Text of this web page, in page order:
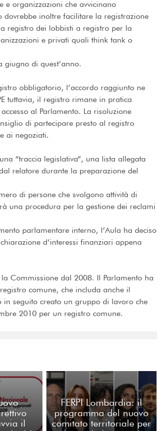
e organizzazioni che avvicinano
inoltre facilitare la registrazione
registro dei lobbisti a registro per la
e privati quali think tank o
giugno di quest’anno.
obbligatorio, l’accordo raggiunto ne
tuttavia, il registro rimane in pratica
al Parlamento. La risoluzione
di partecipare presto al registro
ai negoziati.
“traccia legislativa”, una lista allegata
relatore durante la preparazione del
di persone che svolgono attività di
una procedura per la gestione dei reclami
parlamentare interno, l’Aula ha deciso
d’interessi finanziari appena
Commissione dal 2008. Il Parlamento ha
comune, che includa anche il
seguito creato un gruppo di lavoro che
2010 per un registro comune.
il
FERPI Lombardia: il
programma del nuovo
comitato territoriale per